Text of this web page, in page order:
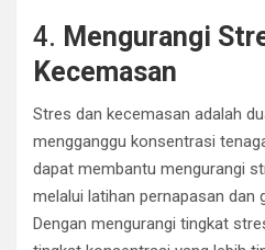
4. Mengurangi
Kecemasan
Stres dan kecemasan adalah
mengganggu konsentrasi
dapat membantu mengurangi
melalui latihan pernapasan dan
Dengan mengurangi tingkat